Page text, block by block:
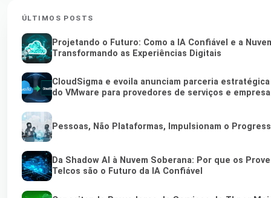
ÚLTIMOS POSTS
Projetando o Futuro: Como a IA Confiável e a
Transformando as Experiências Digitais
CloudSigma e evoila anunciam parceria
do VMware para provedores de serviços e
Pessoas, Não Plataformas, Impulsionam o
Da Shadow AI à Nuvem Soberana: Por que os
Telcos são o Futuro da IA Confiável